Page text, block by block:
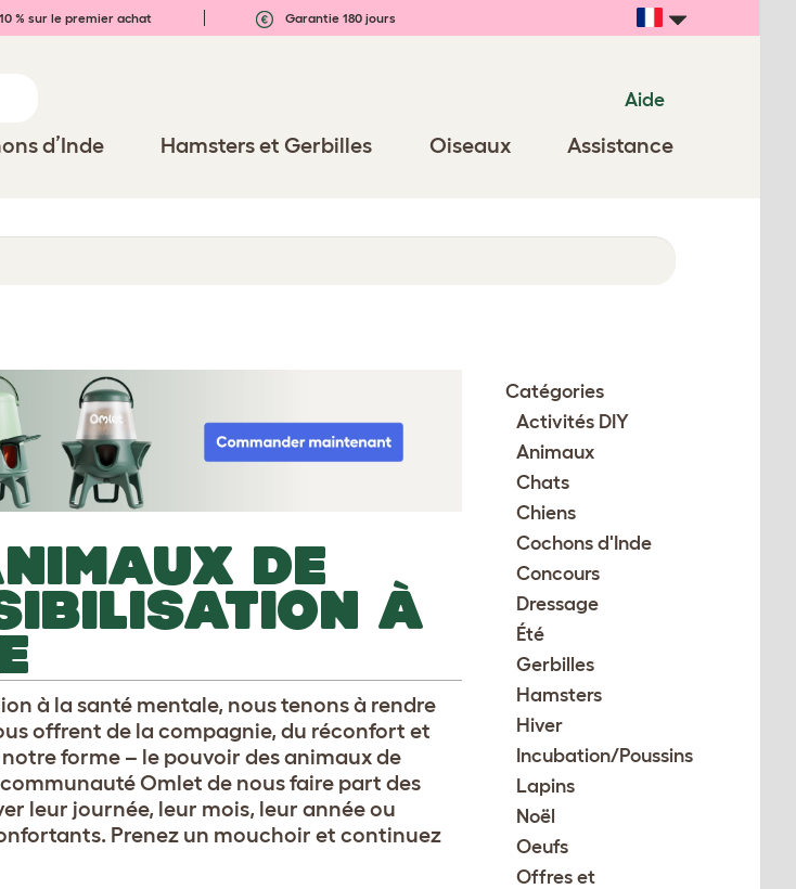
10 % sur le premier achat Garantie 180 jours
Aide
d’Inde Hamsters et Gerbilles Oiseaux Assistance
DE
À
à la santé mentale, nous tenons à rendre
offrent de la compagnie, du réconfort et
forme – le pouvoir des animaux de
Omlet de nous faire part des
leur journée, leur mois, leur année ou
Prenez un mouchoir et continuez
Catégories
Activités DIY
Animaux
Chats
Chiens
Cochons d'Inde
Concours
Dressage
Été
Gerbilles
Hamsters
Hiver
Incubation/Poussins
Lapins
Noël
Oeufs
Offres et